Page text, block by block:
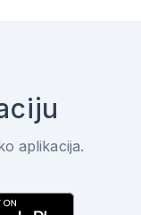
aplikacija.